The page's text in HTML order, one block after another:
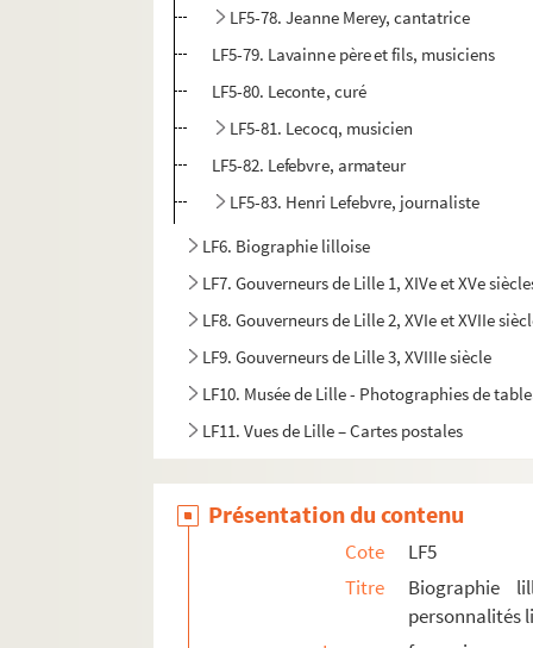
LF5-78. Jeanne Merey, cantatrice
LF5-79. Lavainne père et fils, musiciens
LF5-80. Leconte, curé
LF5-81. Lecocq, musicien
LF5-82. Lefebvre, armateur
LF5-83. Henri Lefebvre, journaliste
LF6. Biographie lilloise
LF7. Gouverneurs de Lille 1, XIVe et XVe
LF8. Gouverneurs de Lille 2, XVIe et XVIIe
LF9. Gouverneurs de Lille 3, XVIIIe siècle
LF10. Musée de Lille - Photographies de
LF11. Vues de Lille – Cartes postales
LF13. Vues de Lille
LF14. Photographies du musée de Lille
LF15. Lille Ancienne et moderne - gravures,
LF16. Facultés catholiques de Lille
Présentation du contenu
Cote
LF5
Titre
Biographie
personnalités